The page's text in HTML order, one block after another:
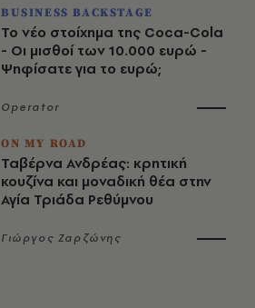
BUSINESS BACKSTAGE
Το νέο στοίχημα της Coca-Cola
- Οι μισθοί των 10.000 ευρώ -
Ψηφίσατε για το ευρώ;
Operator
ON MY ROAD
Ταβέρνα Ανδρέας: κρητική
κουζίνα και μοναδική θέα στην
Αγία Τριάδα Ρεθύμνου
Γιώργος Ζαρζώνης